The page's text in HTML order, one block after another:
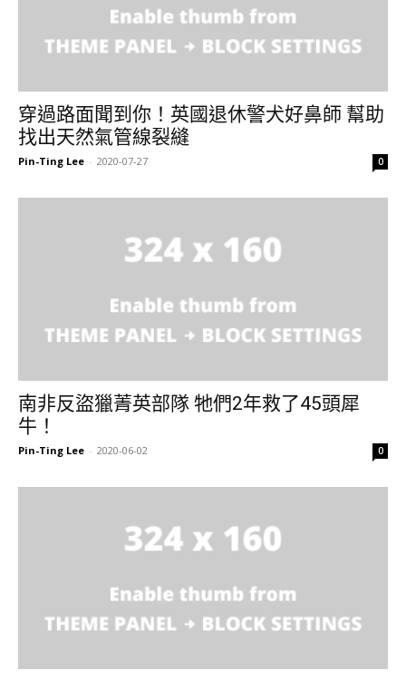
穿過路面聞到你！英國退休警犬好鼻師 幫助
找出天然氣管線裂縫
Pin-Ting Lee - 2020-07-27 0
南非反盜獵菁英部隊 牠們2年救了45頭犀
牛！
Pin-Ting Lee - 2020-06-02 0